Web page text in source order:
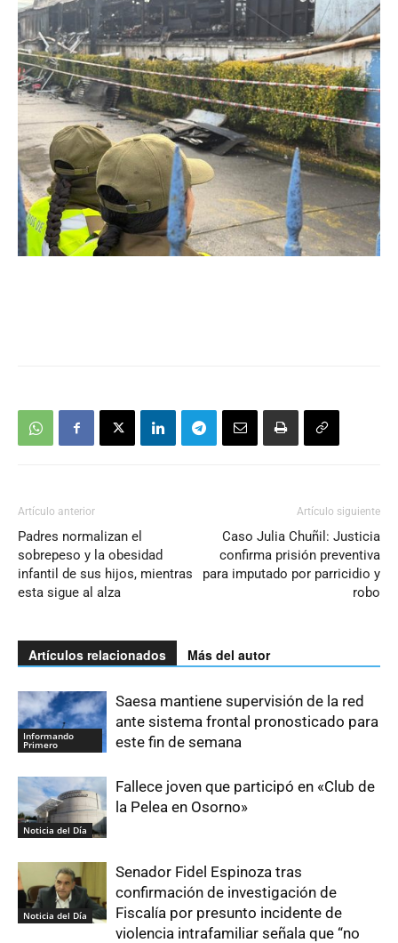
Artículo anterior
Padres normalizan el
sobrepeso y la obesidad
infantil de sus hijos, mientras
esta sigue al alza
Artículo siguiente
Caso Julia Chuñil: Justicia
confirma prisión preventiva
para imputado por parricidio y
robo
Artículos relacionados Más del autor
Informando
Primero
Saesa mantiene supervisión de la red
ante sistema frontal pronosticado para
este fin de semana
Noticia del Día
Fallece joven que participó en «Club de
la Pelea en Osorno»
Noticia del Día
Senador Fidel Espinoza tras
confirmación de investigación de
Fiscalía por presunto incidente de
violencia intrafamiliar señala que “no